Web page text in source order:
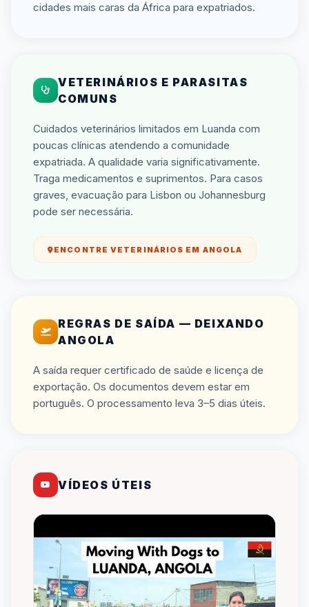
cidades mais caras da África para expatriados.
VETERINÁRIOS E PARASITAS
COMUNS
Cuidados veterinários limitados em Luanda com
poucas clínicas atendendo a comunidade
expatriada. A qualidade varia significativamente.
Traga medicamentos e suprimentos. Para casos
graves, evacuação para Lisbon ou Johannesburg
pode ser necessária.
ENCONTRE VETERINÁRIOS EM ANGOLA
REGRAS DE SAÍDA — DEIXANDO
ANGOLA
A saída requer certificado de saúde e licença de
exportação. Os documentos devem estar em
português. O processamento leva 3–5 dias úteis.
VÍDEOS ÚTEIS